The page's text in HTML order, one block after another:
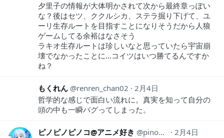
夕里子の情報が大体明かされて次から最終章っぽい
な？後はセツ、ククルシカ、ステラ掘り下げて、ユ
ーリ生存ルートを目指すことになりそうだから人狼
ゲームしてる余裕はなさそう
ラキオ生存ルートは珍しいなと思っていたら宇宙崩
壊でなかったことに…コイツはいつ勝てるんですか
ね？
もくれん renren_chan02
2月4日
哲学的な感じで面白い流れに。真実を知って自分の
頭の中も一瞬バグってしまった。
ピノピノピノコ@アニメ好き pinopinopino369
2月4日